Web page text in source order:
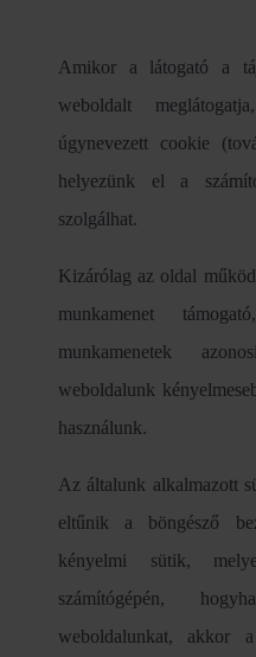
Amikor a látogató a
weboldalt
úgynevezett cookie
helyezünk el a
szolgálhat.
Kizárólag az oldal
munkamenet
munkamenetek
weboldalunk
használunk.
Az általunk alkalmazott
eltűnik a böngésző
kényelmi sütik,
számítógépén,
weboldalunkat, akkor